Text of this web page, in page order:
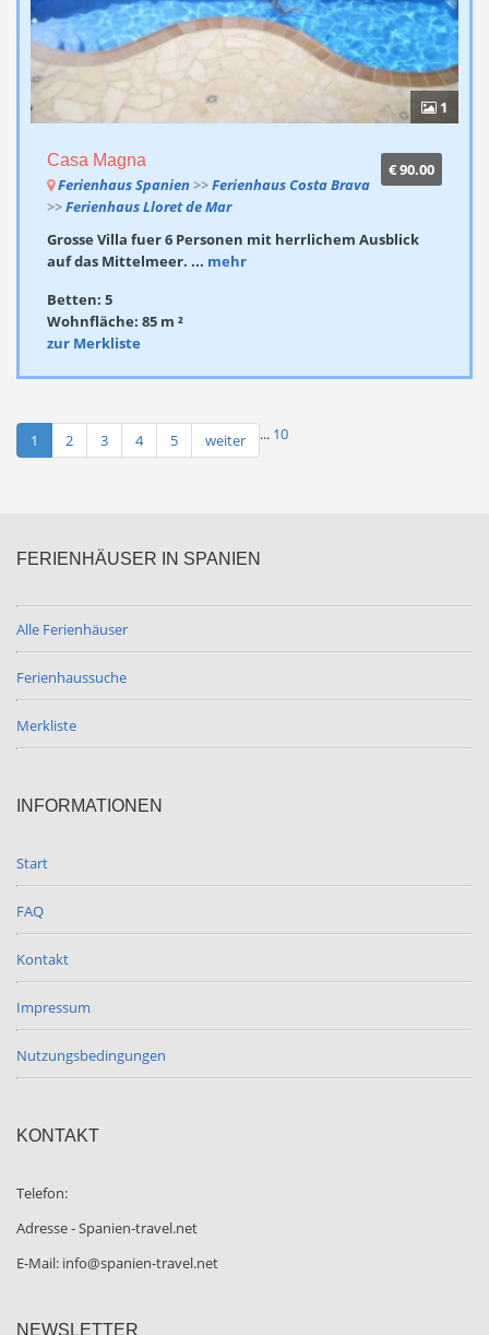
1
€ 90.00
Casa Magna
Ferienhaus Spanien >>Ferienhaus Costa Brava
>>Ferienhaus Lloret de Mar
Grosse Villa fuer 6 Personen mit herrlichem Ausblick
auf das Mittelmeer. ... mehr
Betten: 5
Wohnfläche: 85 m ²
zur Merkliste
1 2 3 4 5 ... 10
weiter
FERIENHÄUSER IN SPANIEN
Alle Ferienhäuser
Ferienhaussuche
Merkliste
INFORMATIONEN
Start
FAQ
Kontakt
Impressum
Nutzungsbedingungen
KONTAKT
Telefon:
Adresse - Spanien-travel.net
E-Mail: info@spanien-travel.net
NEWSLETTER